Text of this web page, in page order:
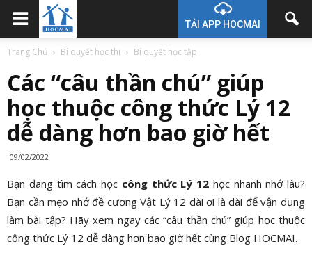
TẢI APP HOCMAI
Trang Chủ Bí quyết học thi Bí quyết học tập
Các “câu thần chú” giúp
học thuộc công thức Lý 12
dễ dàng hơn bao giờ hết
09/02/2022
Bạn đang tìm cách học công thức Lý 12 học nhanh nhớ lâu?
Bạn cần mẹo nhớ đề cương Vật Lý 12 dài ơi là dài để vận dụng
làm bài tập? Hãy xem ngay các “câu thần chú” giúp học thuộc
công thức Lý 12 dễ dàng hơn bao giờ hết cùng Blog HOCMAI.